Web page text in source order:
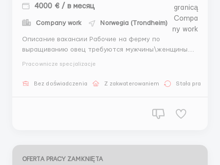
4000 € / в месяц
Company work Norwegia (Trondheim)
Описание вакансии Рабочие на ферму по
выращиванию овец требуются мужчины\женщины
ними. Зарплата: 20-22.50 евро в час График:
Pracownicze specjalizacje
Bez doświadczenia Z zakwaterowaniem Stała praca
OFERTA PRACY ZAMKNIĘTA